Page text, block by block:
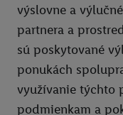
Pravidlá pre nabíjanie
Podmienky ochrany
stanice
Lidl Plus krajiny
výslovne a
partnera a
sú poskytované
ponukách
využívanie týchto
podmienkam a